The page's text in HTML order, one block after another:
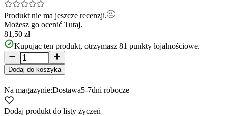
Produkt nie ma jeszcze recenzji.
Możesz go ocenić Tutaj.
81,50 zł
Kupując ten produkt, otrzymasz 81 punkty lojalnościowe.
Dodaj do koszyka
Na magazynie:Dostawa5-7dni robocze
Dodaj produkt do listy życzeń